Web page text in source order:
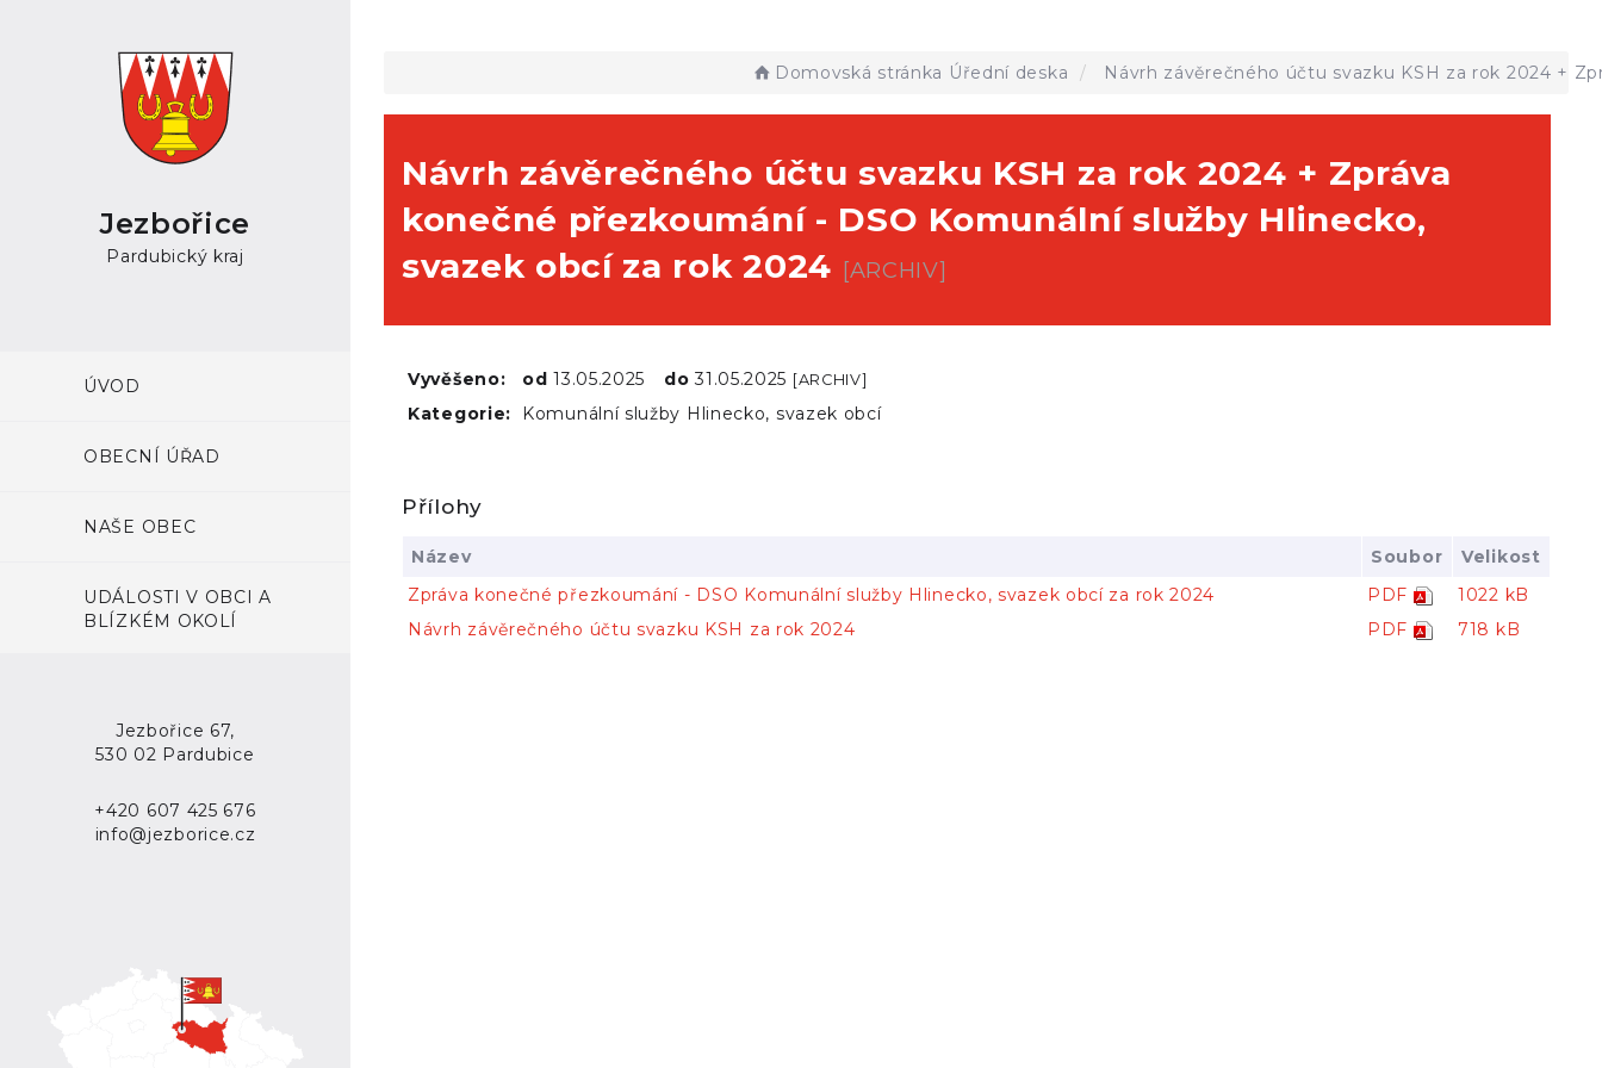
Jezbořice
Pardubický kraj
ÚVOD
OBECNÍ ÚŘAD
NAŠE OBEC
UDÁLOSTI V OBCI A
BLÍZKÉM OKOLÍ
Jezbořice 67,
530 02 Pardubice
+420 607 425 676
info@jezborice.cz
Domovská stránka Úřední deska Návrh závěrečného účtu svazku KSH za rok 2024 +
Návrh závěrečného účtu svazku KSH za rok 2024 + Zpráva
konečné přezkoumání - DSO Komunální služby Hlinecko,
svazek obcí za rok 2024 [ARCHIV]
Vyvěšeno: od13.05.2025 do31.05.2025 [ARCHIV]
Kategorie: Komunální služby Hlinecko, svazek obcí
Přílohy
Název Soubor
Velikost
Zpráva konečné přezkoumání - DSO Komunální služby Hlinecko, svazek obcí za rok 2024
PDF
1022 kB
Návrh závěrečného účtu svazku KSH za rok 2024
PDF 718 kB